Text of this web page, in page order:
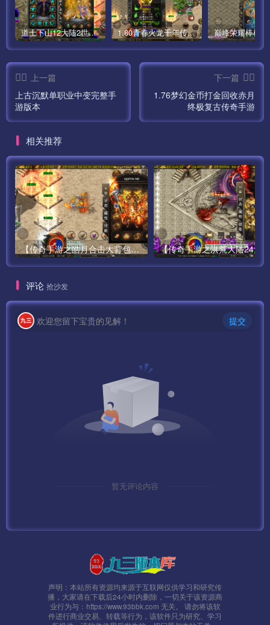
道士下山12大陆2世界僵尸传奇手游版本[白猪3] 1.80青春火龙千年传奇手游完整版[白猪5]
上一篇
上古沉默单职业中变完整手
游版本
下一篇
1.76梦幻金币打金回收赤月
终极复古传奇手游
相关推荐
【传奇手游之皓月合击大背包-[白猪3.0]-免授权版】经典三职业复古特色战神引擎传奇手游-最新打包Win服务端源码视频架设教程-新版GM多功能网页授权物品后台-GM直冲网页后台-苹果IOS安卓双端版本！
评论 抢沙发
欢迎您留下宝贵的见解！ 提交
暂无评论内容
声明：本站所有资源均来源于互联网仅供学习和研究传
播，大家请在下载后24小时内删除，一切关于该资源商
业行为与：https://www.93bbk.com 无关。 请勿将该软
件进行商业交易、转载等行为，该软件只为研究、学习